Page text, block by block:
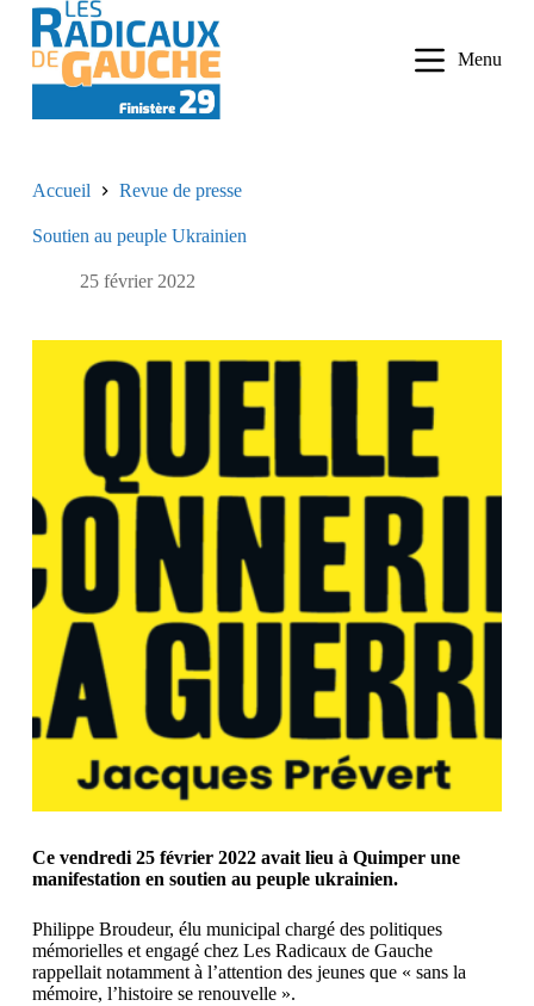
Menu
Accueil Revue de presse
Soutien au peuple Ukrainien
25 février 2022
Ce vendredi 25 février 2022 avait lieu à Quimper une
manifestation en soutien au peuple ukrainien.
Philippe Broudeur, élu municipal chargé des politiques
mémorielles et engagé chez Les Radicaux de Gauche
rappellait notamment à l’attention des jeunes que « sans la
mémoire, l’histoire se renouvelle ».